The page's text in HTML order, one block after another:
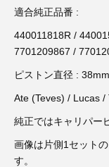
適合純正品番 :
440011818R /
7701209867 /
ピストン直径 : 38mm
Ate (Teves) / Lucas /
純正ではキャリパー
画像は片側1セット
す。